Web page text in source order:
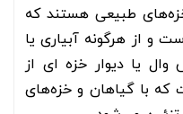
طبیعی هستند که
و از هرگونه آبیاری یا
یا دیوار خزه ای از
با گیاهان و خزه‌های